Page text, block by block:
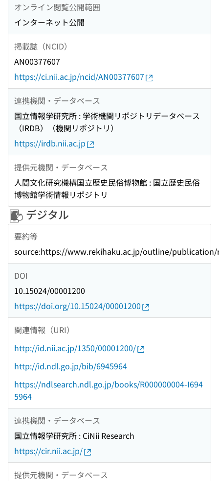
オンライン閲覧公開範囲
インターネット公開
掲載誌（NCID）
AN00377607
https://ci.nii.ac.jp/ncid/AN00377607
連携機関・データベース
国立情報学研究所 : 学術機関リポジトリデータベース
（IRDB）（機関リポジトリ）
https://irdb.nii.ac.jp
提供元機関・データベース
人間文化研究機構国立歴史民俗博物館 : 国立歴史民俗
博物館学術情報リポジトリ
デジタル
要約等
source:https://www.rekihaku.ac.jp/outline/
DOI
10.15024/00001200
https://doi.org/10.15024/00001200
関連情報（URI）
http://id.nii.ac.jp/1350/00001200/
http://id.ndl.go.jp/bib/6945964
https://ndlsearch.ndl.go.jp/books/R000000004-I694
5964
連携機関・データベース
国立情報学研究所 : CiNii Research
https://cir.nii.ac.jp/
提供元機関・データベース